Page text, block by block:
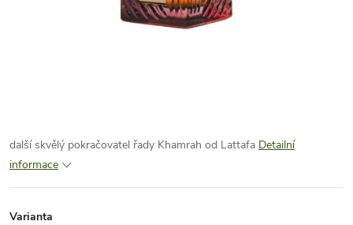
další skvělý pokračovatel řady Khamrah od Lattafa Detailní
informace
Varianta